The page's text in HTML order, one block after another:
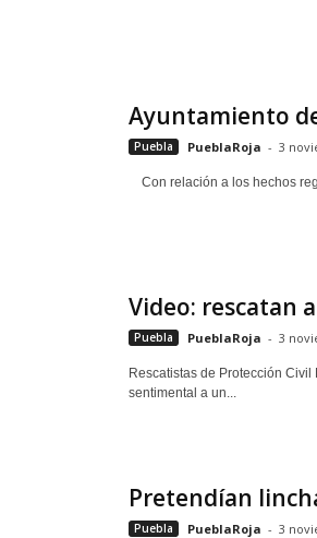
Ayuntamiento
Puebla PueblaRoja - 3
Con relación a los hechos
Video: rescatan
Puebla PueblaRoja - 3
Rescatistas de Protección
sentimental a un...
Pretendían
Puebla PueblaRoja - 3